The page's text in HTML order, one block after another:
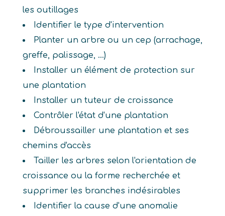
les outillages
Identifier le type d'intervention
Planter un arbre ou un cep (arrachage,
greffe, palissage, ...)
Installer un élément de protection sur
une plantation
Installer un tuteur de croissance
Contrôler l'état d'une plantation
Débroussailler une plantation et ses
chemins d'accès
Tailler les arbres selon l'orientation de
croissance ou la forme recherchée et
supprimer les branches indésirables
Identifier la cause d'une anomalie